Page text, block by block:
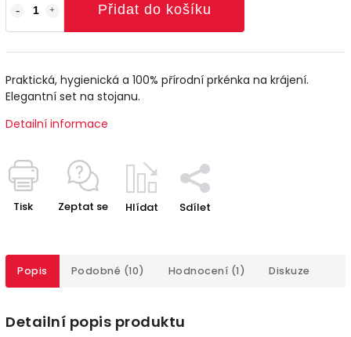
Přidat do košíku
Praktická, hygienická a 100% přírodní prkénka na krájení.
Elegantní set na stojanu.
Detailní informace
Tisk Zeptat se Hlídat Sdílet
Popis Podobné (10) Hodnocení (1) Diskuze
Detailní popis produktu